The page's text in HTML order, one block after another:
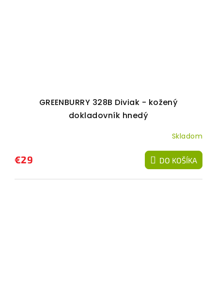
GREENBURRY 328B Diviak - kožený
dokladovník hnedý
Skladom
€29 DO KOŠÍKA